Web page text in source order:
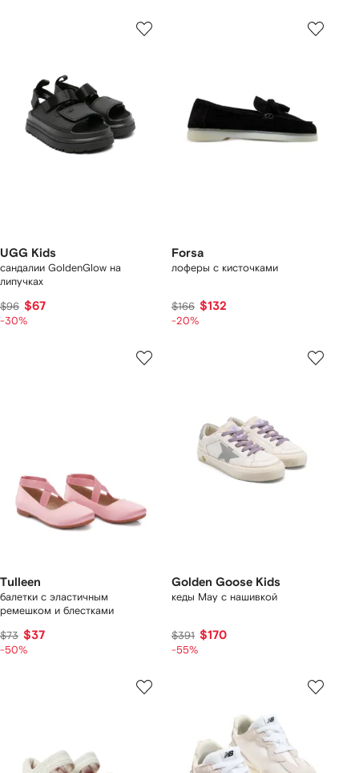
UGG Kids
сандалии GoldenGlow на
липучках
$96 $67
-30%
Forsa
лоферы с кисточками
$166 $132
-20%
Tulleen
балетки с эластичным
ремешком и блестками
$73 $37
-50%
Golden Goose Kids
кеды May с нашивкой
$391 $170
-55%